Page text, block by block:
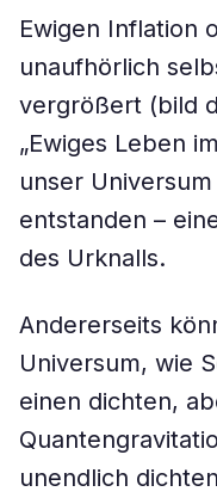
Ewigen Inflation
unaufhörlich
vergrößert (bild
„Ewiges Leben
unser
entstanden –
des Urknalls.
Andererseits
Universum, wie
einen dichten,
unendlich